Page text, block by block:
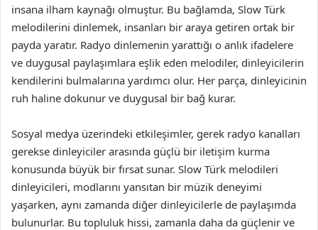
insana ilham kaynağı olmuştur. Bu bağlamda, Slow Türk
melodilerini dinlemek, insanları bir araya getiren ortak bir
payda yaratır. Radyo dinlemenin yarattığı o anlık ifadelere
ve duygusal paylaşımlara eşlik eden melodiler, dinleyicilerin
kendilerini bulmalarına yardımcı olur. Her parça, dinleyicinin
ruh haline dokunur ve duygusal bir bağ kurar.
Sosyal medya üzerindeki etkileşimler, gerek radyo kanalları
gerekse dinleyiciler arasında güçlü bir iletişim kurma
konusunda büyük bir fırsat sunar. Slow Türk melodileri
dinleyicileri, modlarını yansıtan bir müzik deneyimi
yaşarken, aynı zamanda diğer dinleyicilerle de paylaşımda
bulunurlar. Bu topluluk hissi, zamanla daha da güçlenir ve